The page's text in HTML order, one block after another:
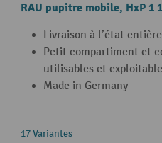
RAU pupitre mobile, HxP 1
Livraison à l’état
Petit compartiment et
utilisables et
Made in Germany
17 Variantes